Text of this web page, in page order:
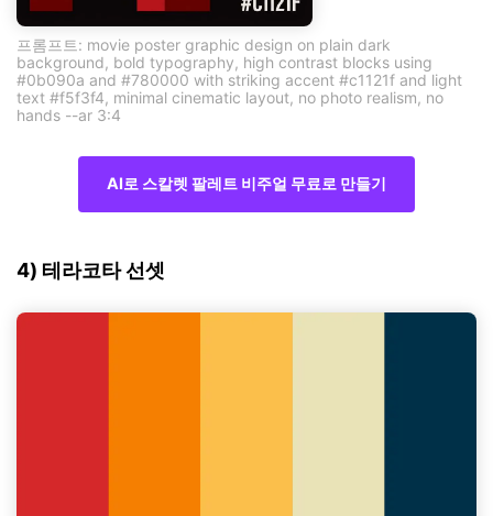
프롬프트: movie poster graphic design on plain dark
background, bold typography, high contrast blocks using
#0b090a and #780000 with striking accent #c1121f and light
text #f5f3f4, minimal cinematic layout, no photo realism, no
hands --ar 3:4
AI로 스칼렛 팔레트 비주얼 무료로 만들기
4) 테라코타 선셋